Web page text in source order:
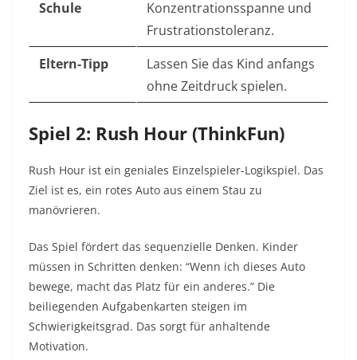
Schule
Konzentrationsspanne und
Frustrationstoleranz.
Eltern-Tipp
Lassen Sie das Kind anfangs
ohne Zeitdruck spielen.
Spiel 2: Rush Hour (ThinkFun)
Rush Hour ist ein geniales Einzelspieler-Logikspiel. Das
Ziel ist es, ein rotes Auto aus einem Stau zu
manövrieren.
Das Spiel fördert das sequenzielle Denken. Kinder
müssen in Schritten denken: “Wenn ich dieses Auto
bewege, macht das Platz für ein anderes.” Die
beiliegenden Aufgabenkarten steigen im
Schwierigkeitsgrad. Das sorgt für anhaltende
Motivation.